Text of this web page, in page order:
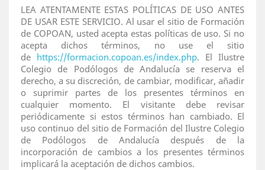
LEA ATENTAMENTE ESTAS POLÍTICAS DE USO ANTES
DE USAR ESTE SERVICIO. Al usar el sitio de Formación
de COPOAN, usted acepta estas políticas de uso. Si no
acepta dichos términos, no use el sitio
de https://formacion.copoan.es/index.php. El Ilustre
Colegio de Podólogos de Andalucía se reserva el
derecho, a su discreción, de cambiar, modificar, añadir
o suprimir partes de los presentes términos en
cualquier momento. El visitante debe revisar
periódicamente si estos términos han cambiado. El
uso continuo del sitio de Formación del Ilustre Colegio
de Podólogos de Andalucía después de la
incorporación de cambios a los presentes términos
implicará la aceptación de dichos cambios.